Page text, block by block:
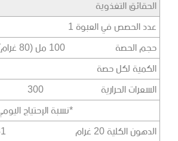
الحقائق التغذوية
عدد الحصص في العبوة 1
حجم الحصة 100 مل (80 غرام)
الكمية لكل حصة
السعرات الحرارية 300
*نسبة الإحتياج
الدهون الكلية 20 غرام 31%